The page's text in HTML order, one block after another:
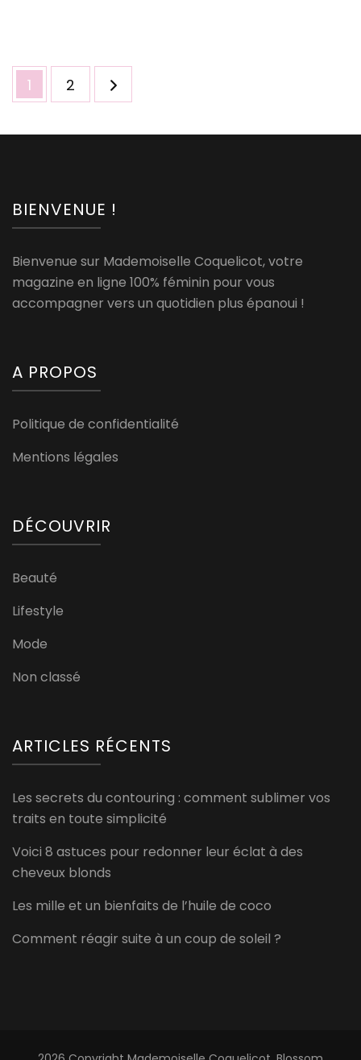
votre
Pagination
des
Page
1 Page
2
BIENVENUE !
Bienvenue sur Mademoiselle Coquelicot, votre
magazine en ligne 100% féminin pour vous
accompagner vers un quotidien plus épanoui !
A PROPOS
Politique de confidentialité
Mentions légales
DÉCOUVRIR
Beauté
Lifestyle
Mode
Non classé
ARTICLES RÉCENTS
Les secrets du contouring : comment sublimer vos
traits en toute simplicité
Voici 8 astuces pour redonner leur éclat à des
cheveux blonds
Les mille et un bienfaits de l’huile de coco
Comment réagir suite à un coup de soleil ?